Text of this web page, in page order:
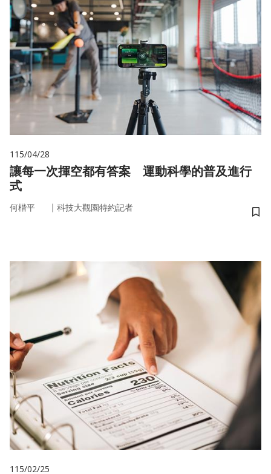
115/04/28
讓每一次揮空都有答案 運動科學的普及進行
式
何楷平 ｜ 科技大觀園特約記者
儲
115/02/25